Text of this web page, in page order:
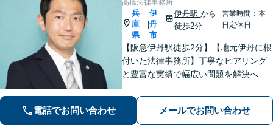
高橋法律事務所
兵
庫
県
伊
丹
市
伊丹駅から
徒歩2分
営業時間：本
日定休日
【阪急伊丹駅徒歩2分】【地元伊丹に根
付いた法律事務所】丁寧なヒアリング
と豊富な実績で幅広い問題を解決へ導
請求／面会交流など【相続・遺言】相
続放棄／遺産分割調停など【電話・メ
ール相談初回無料】【休日夜間対応
電話でお問い合わせ メールでお問い合わせ